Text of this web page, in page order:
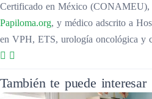
Certificado en México (CONAMEU),
Papiloma.org, y médico adscrito a
en VPH, ETS, urología oncológica y
También te puede interesar